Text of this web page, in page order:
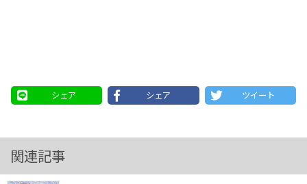
シェア シェア ツイート
関連記事